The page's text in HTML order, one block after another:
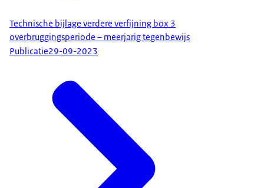
Technische bijlage verdere verfijning box 3
overbruggingsperiode – meerjarig tegenbewijs
Publicatie29-09-2023